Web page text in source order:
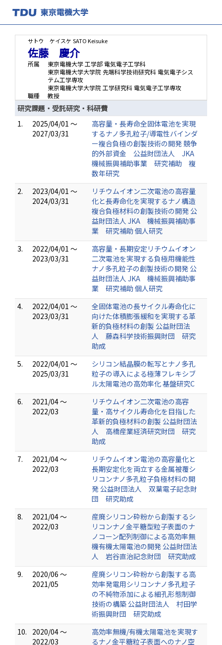
サトウ ケイスケ SATO Keisuke
佐藤 慶介
所属
東京電機大学 工学部 電気電子工学科
東京電機大学大学院 先端科学技術研究科 電気電子シス
テム工学専攻
東京電機大学大学院 工学研究科 電気電子工学専攻
職種
教授
研究課題・受託研究・科研費
1.
2025/04/01 ～
2027/03/31
高容量・長寿命全固体電池を実現
するナノ多孔粒子/導電性バインダ
ー複合負極の創製技術の開発 競争
的外部資金 公益財団法人 JKA
機械振興補助事業 研究補助 複
数年研究
2.
2023/04/01 ～
2024/03/31
リチウムイオン二次電池の高容量
化と長寿命化を実現するナノ構造
複合負極材料の創製技術の開発 公
益財団法人 JKA 機械振興補助事
業 研究補助 個人研究
3.
2022/04/01 ～
2023/03/31
高容量・長期安定リチウムイオン
二次電池を実現する負極用機能性
ナノ多孔粒子の創製技術の開発 公
益財団法人 JKA 機械振興補助事
業 研究補助 個人研究
4.
2022/04/01 ～
2023/03/31
全固体電池の長サイクル寿命化に
向けた体積膨張緩和を実現する革
新的負極材料の創製 公益財団法
人 藤森科学技術振興財団 研究
助成
5.
2022/04/01 ～
2025/03/31
シリコン結晶膜の転写とナノ多孔
粒子の導入による極薄フレキシブ
ル太陽電池の高効率化 基盤研究C
6.
2021/04 ～
2022/03
リチウムイオン二次電池の高容
量・高サイクル寿命化を目指した
革新的負極材料の創製 公益財団法
人 高橋産業経済研究財団 研究
助成
7.
2021/04 ～
2022/03
リチウムイオン電池の高容量化と
長期安定化を両立する金属被覆シ
リコンナノ多孔粒子負極材料の開
発 公益財団法人 双葉電子記念財
団 研究助成
8.
2021/04 ～
2022/03
産廃シリコン砕粉から創製するシ
リコンナノ金平糖型粒子表面のナ
ノコーン配列制御による高効率無
機有機太陽電池の開発 公益財団法
人 岩谷直治記念財団 研究助成
9.
2020/06 ～
2021/05
産廃シリコン砕粉から創製する高
効率発電用シリコンナノ多孔粒子
の不純物添加による細孔形態制御
技術の構築 公益財団法人 村田学
術振興財団 研究助成
10.
2020/04 ～
2022/03
高効率無機/有機太陽電池を実現す
るナノ金平糖粒子表面へのナノ空